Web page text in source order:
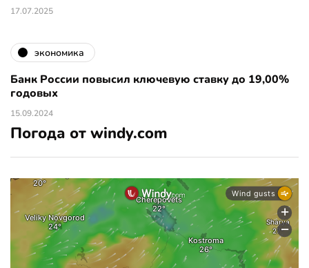
17.07.2025
экономика
Банк России повысил ключевую ставку до 19,00%
годовых
15.09.2024
Погода от windy.com